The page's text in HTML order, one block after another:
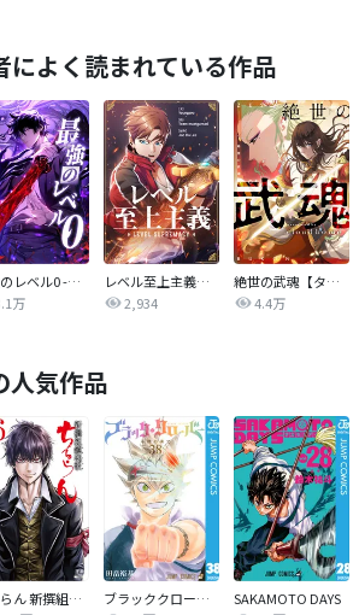
によく読まれている作品
最強のレベル0 -解析スキルで完全無双-【タテヨミ】
万
レベル至上主義【タテヨミ】
2,934
絶世の武魂【タテヨミ】
4.4万
人気作品
ちるらん 新撰組鎮魂歌
ブラッククローバー
SAKAMOTO DAYS